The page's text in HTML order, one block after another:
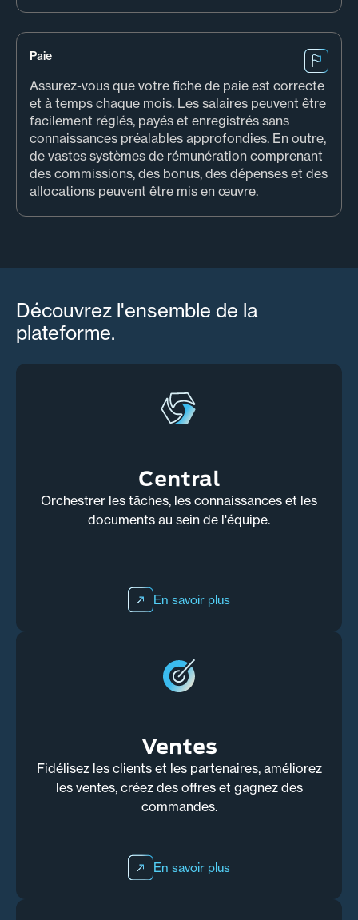
Paie
Assurez-vous que votre fiche de paie est correcte
et à temps chaque mois. Les salaires peuvent être
facilement réglés, payés et enregistrés sans
connaissances préalables approfondies. En outre,
de vastes systèmes de rémunération comprenant
des commissions, des bonus, des dépenses et des
allocations peuvent être mis en œuvre.
Découvrez l'ensemble de la
plateforme.
Central
Orchestrer les tâches, les connaissances et les
documents au sein de l'équipe.
En savoir plus
Ventes
Fidélisez les clients et les partenaires, améliorez
les ventes, créez des offres et gagnez des
commandes.
En savoir plus